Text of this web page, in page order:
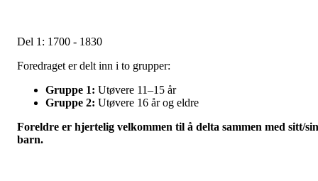
Del 1: 1700 - 1830
Foredraget er delt inn i to grupper:
Gruppe 1: Utøvere 11–15 år
Gruppe 2: Utøvere 16 år og eldre
Foreldre er hjertelig velkommen til å delta sammen med sitt/
barn.